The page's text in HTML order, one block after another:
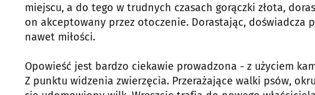
miejscu, a do tego w trudnych czasach gorączki złota,
on akceptowany przez otoczenie. Dorastając, doświadcza
nawet miłości.
Opowieść jest bardzo ciekawie prowadzona - z użyciem
Z punktu widzenia zwierzęcia. Przerażające walki psów,